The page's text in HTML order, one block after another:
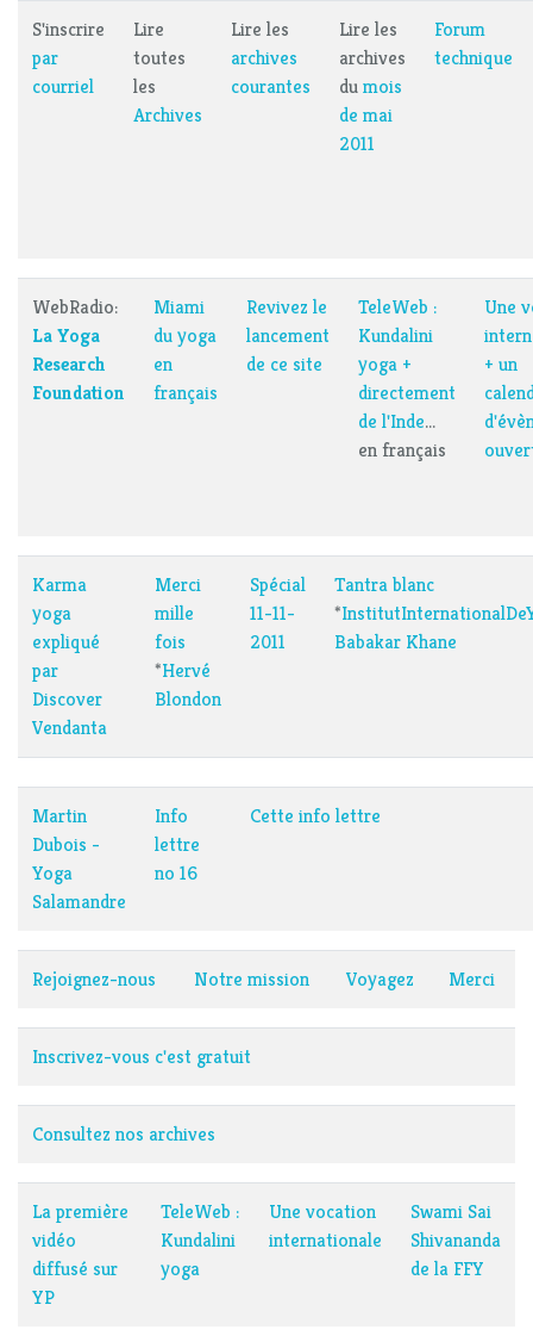
S'inscrire
par
courriel
Lire
toutes
les
Archives
Lire les
archives
courantes
Lire les
archives
dumois
de mai
2011
Forum
technique
WebRadio:
La Yoga
Research
Foundation
Miami
du yoga
en
français
Revivez le
lancement
de ce site
TeleWeb :
Kundalini
yoga +
directement
de l'Inde...
en français
Une
+ un
Karma
yoga
expliqué
par
Discover
Vendanta
Merci
mille
fois
*Hervé
Blondon
Spécial
11-11-
2011
Tantra blanc
*
Babakar Khane
Martin
Dubois -
Yoga
Salamandre
Info
lettre
no 16
Cette info lettre
Rejoignez-nous Notre mission Voyagez Merci
Inscrivez-vous c'est gratuit
Consultez nos archives
La première
vidéo
diffusé sur
YP
TeleWeb :
Kundalini
yoga
Une vocation
internationale
Swami Sai
Shivananda
de la FFY